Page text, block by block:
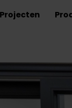
Projecten